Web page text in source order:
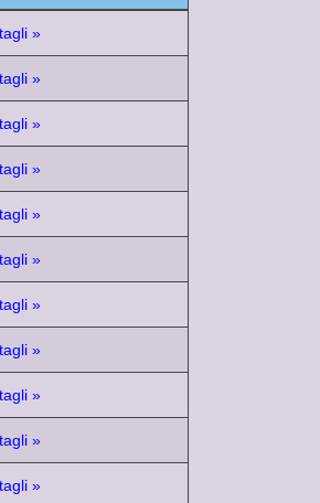
»
»
»
»
»
»
»
»
»
»
»